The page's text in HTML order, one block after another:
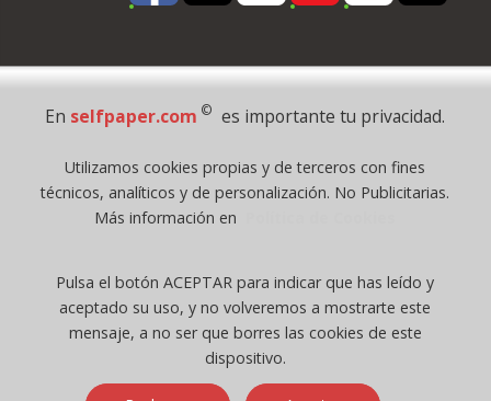
Pago Seguro
Todos los derechos reservados
©selfpaper.com, y las webs de ©gruposelfpaper.org están gestionadas, y
Registro Mercantil de Valencia ( España ) CEE:
Tomo 7263, Libro 4565, Folio 1, Sección 8, Hoja V-85203.
Móvil / Tablet - Bot mozilla/5.0 (linux; android 14; pixel 8)
En selfpaper.com © es importante tu privacidad.
Utilizamos cookies propias y de terceros con fines
técnicos, analíticos y de personalización. No Publicitarias.
Más información en
Pulsa el botón ACEPTAR para indicar que has leído y
aceptado su uso, y no volveremos a mostrarte este
mensaje, a no ser que borres las cookies de este
dispositivo.